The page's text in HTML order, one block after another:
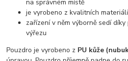
na správném místě
je vyrobeno z kvalitních
zařízení v něm výborně sedí
výřezu
Pouzdro je vyrobeno z PU kůže